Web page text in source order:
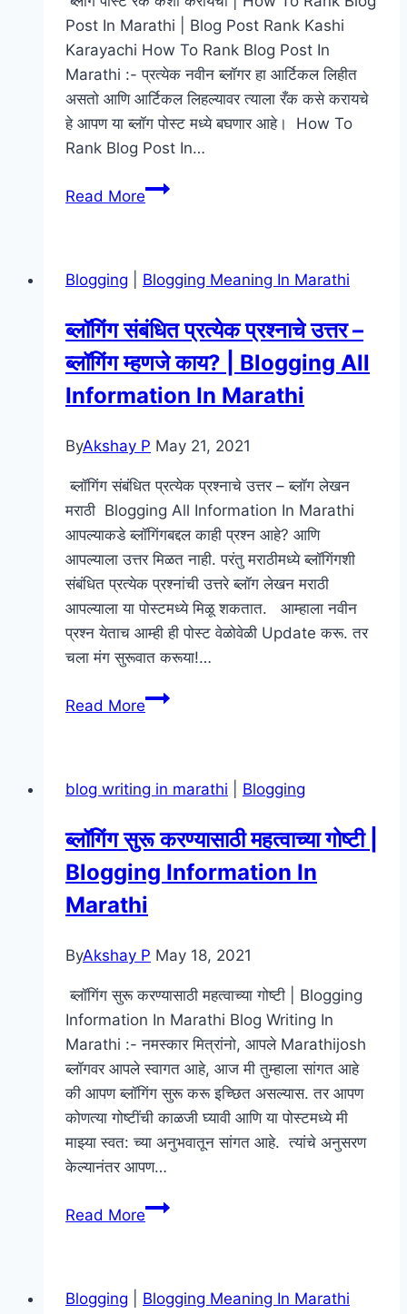
Post In Marathi | Blog Post Rank Kashi
Karayachi How To Rank Blog Post In
Marathi :- प्रत्येक नवीन ब्लॉगर हा आर्टिकल लिहीत
असतो आणि आर्टिकल लिहल्यावर त्याला रँक कसे करायचे
हे आपण या ब्लॉग पोस्ट मध्ये बघणार आहे। How To
Rank Blog Post In…
Read Moreब्लॉग
करायची
How
To
Rank
Blog
In
Marathi
|
Blogging
In
Marathi
Blogging Blogging Meaning In Marathi
ब्लॉगिंग संबंधित प्रत्येक प्रश्नाचे उत्तर –
ब्लॉगिंग म्हणजे काय? | Blogging All
Information In Marathi
ByAkshay P May 21, 2021
ब्लॉगिंग संबंधित प्रत्येक प्रश्नाचे उत्तर – ब्लॉग लेखन
मराठी Blogging All Information In Marathi
आपल्याकडे ब्लॉगिंगबद्दल काही प्रश्न आहे? आणि
आपल्याला उत्तर मिळत नाही. परंतु मराठीमध्ये ब्लॉगिंगशी
संबंधित प्रत्येक प्रश्नांची उत्तरे ब्लॉग लेखन मराठी
आपल्याला या पोस्टमध्ये मिळू शकतात. आम्हाला नवीन
प्रश्न येताच आम्ही ही पोस्ट वेळोवेळी Update करू. तर
चला मंग सुरूवात करूया!…
Read Moreब्लॉगिंग
उत्तर
ब्लॉगिंग
म्हणजे
काय?
|
All
Information
In
Marathi
blog writing in marathi Blogging
ब्लॉगिंग सुरू करण्यासाठी महत्वाच्या गोष्टी |
Blogging Information In
Marathi
ByAkshay P May 18, 2021
ब्लॉगिंग सुरू करण्यासाठी महत्वाच्या गोष्टी | Blogging
Information In Marathi Blog Writing In
Marathi :- नमस्कार मित्रांनो, आपले Marathijosh
ब्लॉगवर आपले स्वागत आहे, आज मी तुम्हाला सांगत आहे
की आपण ब्लॉगिंग सुरू करू इच्छित असल्यास. तर आपण
कोणत्या गोष्टींची काळजी घ्यावी आणि या पोस्टमध्ये मी
माझ्या स्वत: च्या अनुभवातून सांगत आहे. त्यांचे अनुसरण
केल्यानंतर आपण…
Read Moreब्लॉगिंग
गोष्टी
Blogging Blogging Meaning In Marathi